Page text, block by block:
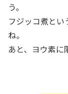
う。
フジッコ煮と
ね。
あと、ヨウ素に